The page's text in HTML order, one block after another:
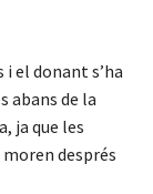
i el donant s’ha
abans de la
ja que les
moren després